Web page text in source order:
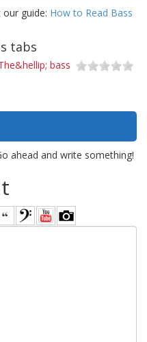
guide: How to Read Bass
tabs
bass
ahead and write something!